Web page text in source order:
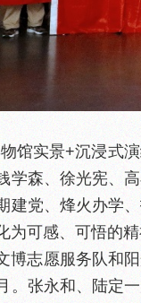
馆实景+沉浸式
学森、徐光宪、
建党、烽火办学
为可感、可悟的精
博志愿服务队和
。张永和、陆定